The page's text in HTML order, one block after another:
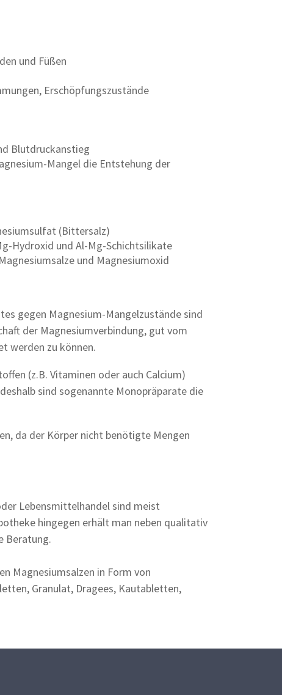
und Füßen
Erschöpfungszustände
Blutdruckanstieg
Mangel die Entstehung der
(Bittersalz)
Hydroxid und Al-Mg-Schichtsilikate
und Magnesiumoxid
gegen Magnesium-Mangelzustände sind
der Magnesiumverbindung, gut vom
werden zu können.
(z.B. Vitaminen oder auch Calcium)
sind sogenannte Monopräparate die
da der Körper nicht benötigte Mengen
Lebensmittelhandel sind meist
hingegen erhält man neben qualitativ
Beratung.
Magnesiumsalzen in Form von
Granulat, Dragees, Kautabletten,